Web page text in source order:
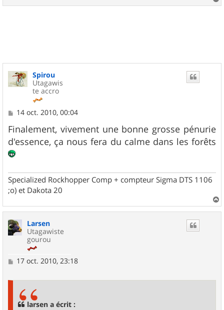
a
Spirou
Utagawis
te accro
M
s
s
a
g
e
14 oct. 2010, 00:04
Finalement, vivement une bonne grosse pénurie
d'essence, ça nous fera du calme dans les forêts
Specialized Rockhopper Comp + compteur Sigma DTS 1106
;o) et Dakota 20
a
Larsen
Utagawiste
gourou
M17 oct. 2010, 23:18
larsen a écrit :